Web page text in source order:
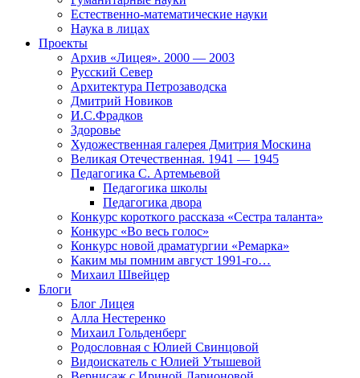
Естественно-математические науки
Наука в лицах
Проекты
Архив «Лицея». 2000 — 2003
Русский Север
Архитектура Петрозаводска
Дмитрий Новиков
И.С.Фрадков
Здоровье
Художественная галерея Дмитрия Москина
Великая Отечественная. 1941 — 1945
Педагогика С. Артемьевой
Педагогика школы
Педагогика двора
Конкурс короткого рассказа «Сестра таланта»
Конкурс «Во весь голос»
Конкурс новой драматургии «Ремарка»
Каким мы помним август 1991-го…
Михаил Швейцер
Блоги
Блог Лицея
Алла Нестеренко
Михаил Гольденберг
Родословная с Юлией Свинцовой
Видоискатель с Юлией Утышевой